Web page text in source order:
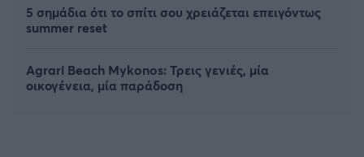
5 σημάδια ότι το σπίτι σου χρειάζεται επειγόντως
summer reset
Agrari Beach Mykonos: Τρεις γενιές, μία
οικογένεια, μία παράδοση